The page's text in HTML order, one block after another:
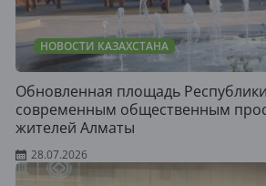
НОВОСТИ КАЗАХСТАНА
Обновленная площадь
современным общественным
жителей Алматы
28.07.2026